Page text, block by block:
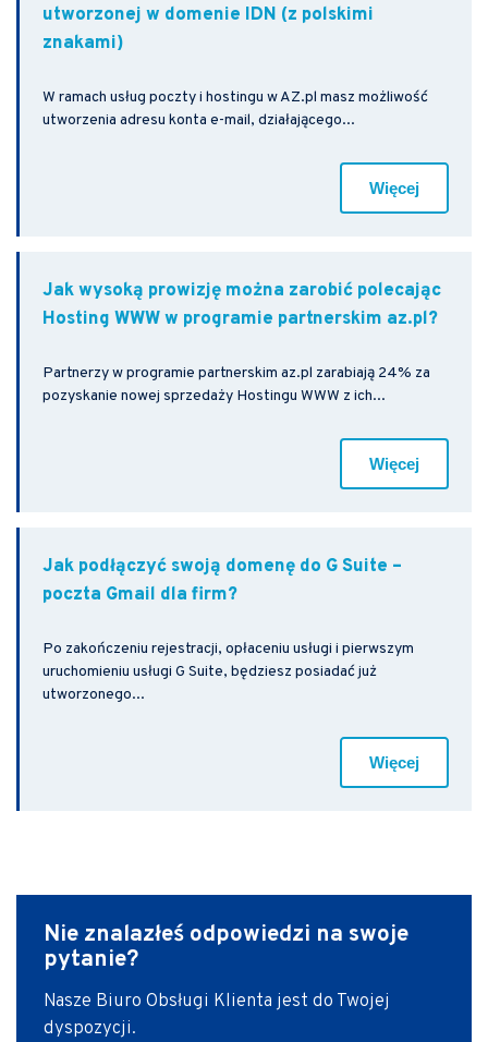
utworzonej w domenie IDN (z polskimi
znakami)
W ramach usług poczty i hostingu w AZ.pl masz możliwość
utworzenia adresu konta e-mail, działającego...
Więcej
Jak wysoką prowizję można zarobić polecając
Hosting WWW w programie partnerskim az.pl?
Partnerzy w programie partnerskim az.pl zarabiają 24% za
pozyskanie nowej sprzedaży Hostingu WWW z ich...
Więcej
Jak podłączyć swoją domenę do G Suite –
poczta Gmail dla firm?
Po zakończeniu rejestracji, opłaceniu usługi i pierwszym
uruchomieniu usługi G Suite, będziesz posiadać już
utworzonego...
Więcej
Nie znalazłeś odpowiedzi na swoje
pytanie?
Nasze Biuro Obsługi Klienta jest do Twojej
dyspozycji.